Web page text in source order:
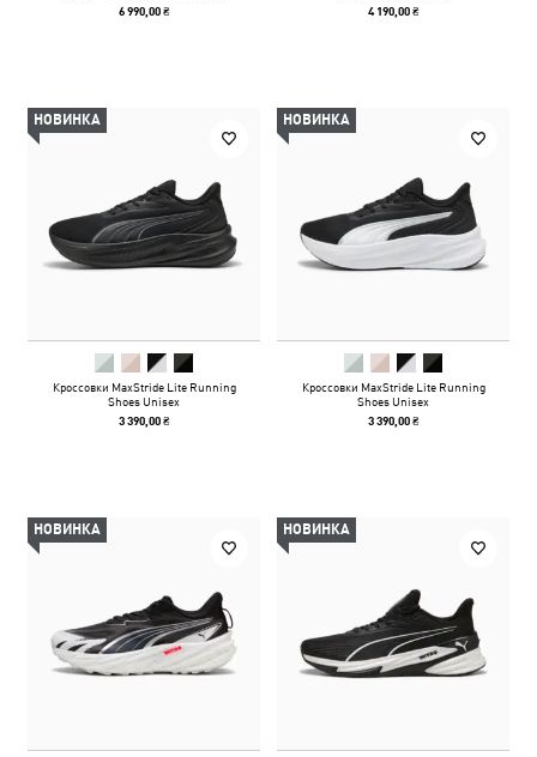
6 990,00 ₴ 4 190,00 ₴
НОВИНКА
Кроссовки MaxStride Lite Running
Shoes Unisex
3 390,00 ₴
НОВИНКА
Кроссовки MaxStride Lite Running
Shoes Unisex
3 390,00 ₴
НОВИНКА НОВИНКА